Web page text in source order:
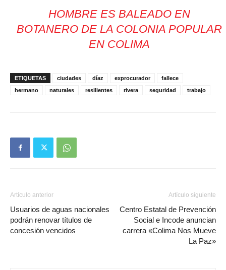
HOMBRE ES BALEADO EN
BOTANERO DE LA COLONIA POPULAR
EN COLIMA
ETIQUETAS ciudades díaz exprocurador
fallece
hermano
naturales resilientes rivera seguridad trabajo
Artículo anterior
Usuarios de aguas nacionales
podrán renovar títulos de
concesión vencidos
Artículo siguiente
Centro Estatal de Prevención
Social e Incode anuncian
carrera «Colima Nos Mueve
La Paz»